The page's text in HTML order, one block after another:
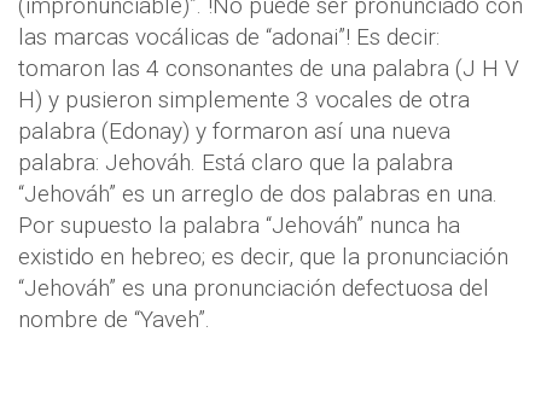
(impronunciable)”. !No puede ser pronunciado con
las marcas vocálicas de “adonai”! Es decir:
tomaron las 4 consonantes de una palabra (J H V
H) y pusieron simplemente 3 vocales de otra
palabra (Edonay) y formaron así una nueva
palabra: Jehováh. Está claro que la palabra
“Jehováh” es un arreglo de dos palabras en una.
Por supuesto la palabra “Jehováh” nunca ha
existido en hebreo; es decir, que la pronunciación
“Jehováh” es una pronunciación defectuosa del
nombre de “Yaveh”.